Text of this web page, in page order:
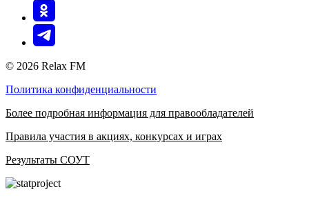
© 2026 Relax FM
Политика конфиденциальности
Более подробная информация для правообладателей
Правила участия в акциях, конкурсах и играх
Результаты СОУТ